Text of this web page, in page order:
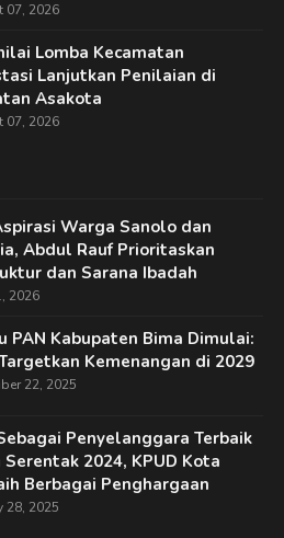
07, 2026
Lomba Kecamatan
Lanjutkan Penilaian di
Asakota
07, 2026
Warga Sanolo dan
Abdul Rauf Prioritaskan
dan Sarana Ibadah
2026
PAN Kabupaten Bima Dimulai:
Kemenangan di 2029
22, 2025
Penyelanggara Terbaik
2024, KPUD Kota
Berbagai Penghargaan
28, 2025